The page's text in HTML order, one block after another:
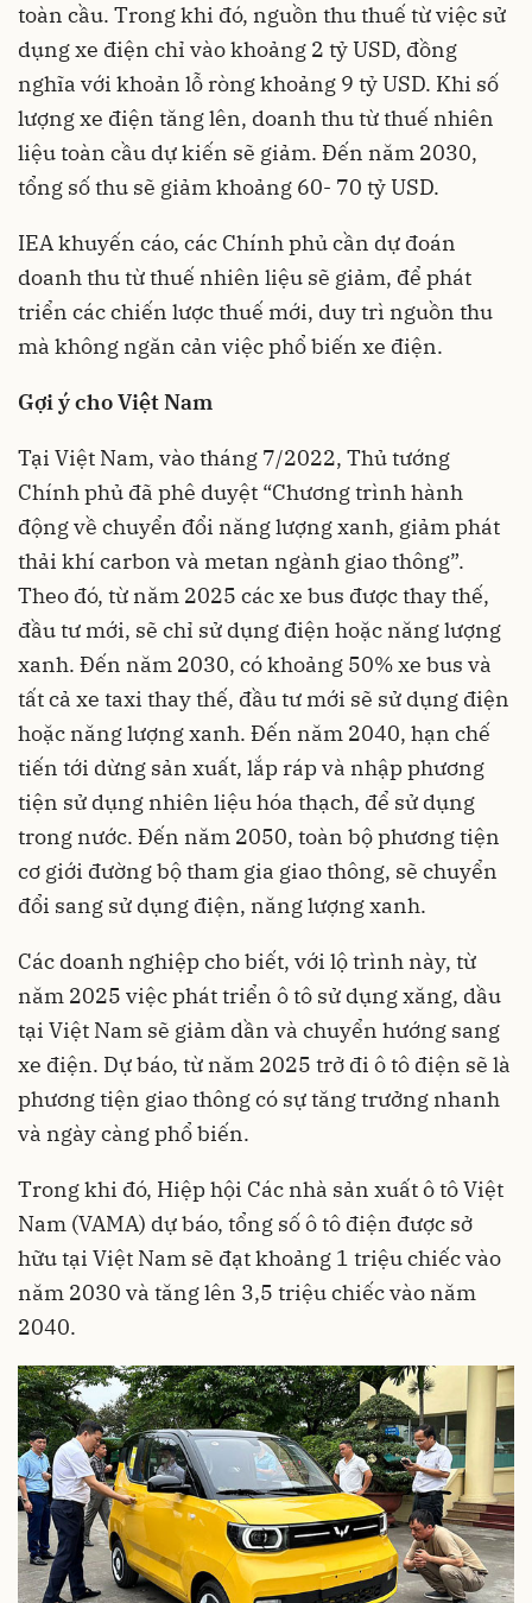
toàn cầu. Trong khi đó, nguồn thu thuế từ việc sử
dụng xe điện chỉ vào khoảng 2 tỷ USD, đồng
nghĩa với khoản lỗ ròng khoảng 9 tỷ USD. Khi số
lượng xe điện tăng lên, doanh thu từ thuế nhiên
liệu toàn cầu dự kiến sẽ giảm. Đến năm 2030,
tổng số thu sẽ giảm khoảng 60- 70 tỷ USD.
IEA khuyến cáo, các Chính phủ cần dự đoán
doanh thu từ thuế nhiên liệu sẽ giảm, để phát
triển các chiến lược thuế mới, duy trì nguồn thu
mà không ngăn cản việc phổ biến xe điện.
Gợi ý cho Việt Nam
Tại Việt Nam, vào tháng 7/2022, Thủ tướng
Chính phủ đã phê duyệt “Chương trình hành
động về chuyển đổi năng lượng xanh, giảm phát
thải khí carbon và metan ngành giao thông”.
Theo đó, từ năm 2025 các xe bus được thay thế,
đầu tư mới, sẽ chỉ sử dụng điện hoặc năng lượng
xanh. Đến năm 2030, có khoảng 50% xe bus và
tất cả xe taxi thay thế, đầu tư mới sẽ sử dụng điện
hoặc năng lượng xanh. Đến năm 2040, hạn chế
tiến tới dừng sản xuất, lắp ráp và nhập phương
tiện sử dụng nhiên liệu hóa thạch, để sử dụng
trong nước. Đến năm 2050, toàn bộ phương tiện
cơ giới đường bộ tham gia giao thông, sẽ chuyển
đổi sang sử dụng điện, năng lượng xanh.
Các doanh nghiệp cho biết, với lộ trình này, từ
năm 2025 việc phát triển ô tô sử dụng xăng, dầu
tại Việt Nam sẽ giảm dần và chuyển hướng sang
xe điện. Dự báo, từ năm 2025 trở đi ô tô điện sẽ là
phương tiện giao thông có sự tăng trưởng nhanh
và ngày càng phổ biến.
Trong khi đó, Hiệp hội Các nhà sản xuất ô tô Việt
Nam (VAMA) dự báo, tổng số ô tô điện được sở
hữu tại Việt Nam sẽ đạt khoảng 1 triệu chiếc vào
năm 2030 và tăng lên 3,5 triệu chiếc vào năm
2040.